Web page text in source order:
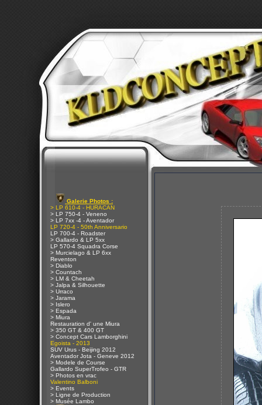
Galerie Photos :
> LP 610-4 - HURACAN
> LP 750-4 - Veneno
> LP 7xx -4 - Aventador
LP 720-4 - 50th Anniversario
LP 700-4 - Roadster
> Gallardo & LP 5xx
LP 570-4 Squadra Corse
> Murcielago & LP 6xx
Reventon
> Diablo
> Countach
> LM & Cheetah
> Jalpa & Silhouette
> Urraco
> Jarama
> Islero
> Espada
> Miura
Restauration d' une Miura
> 350 GT & 400 GT
> Concept Cars Lamborghini
Egoista - 2013
SUV Urus - Beijing 2012
Aventador Jota - Geneve 2012
> Modele de Course
Gallardo SuperTrofeo - GTR
> Photos en vrac
Valentino Balboni
> Events
> Ligne de Production
> Musée Lambo